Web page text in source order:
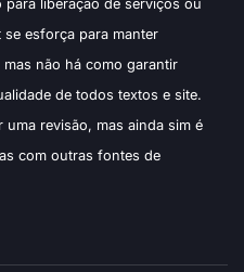
liberação de serviços ou
esforça para manter
não há como garantir
de todos textos e site.
revisão, mas ainda sim é
com outras fontes de